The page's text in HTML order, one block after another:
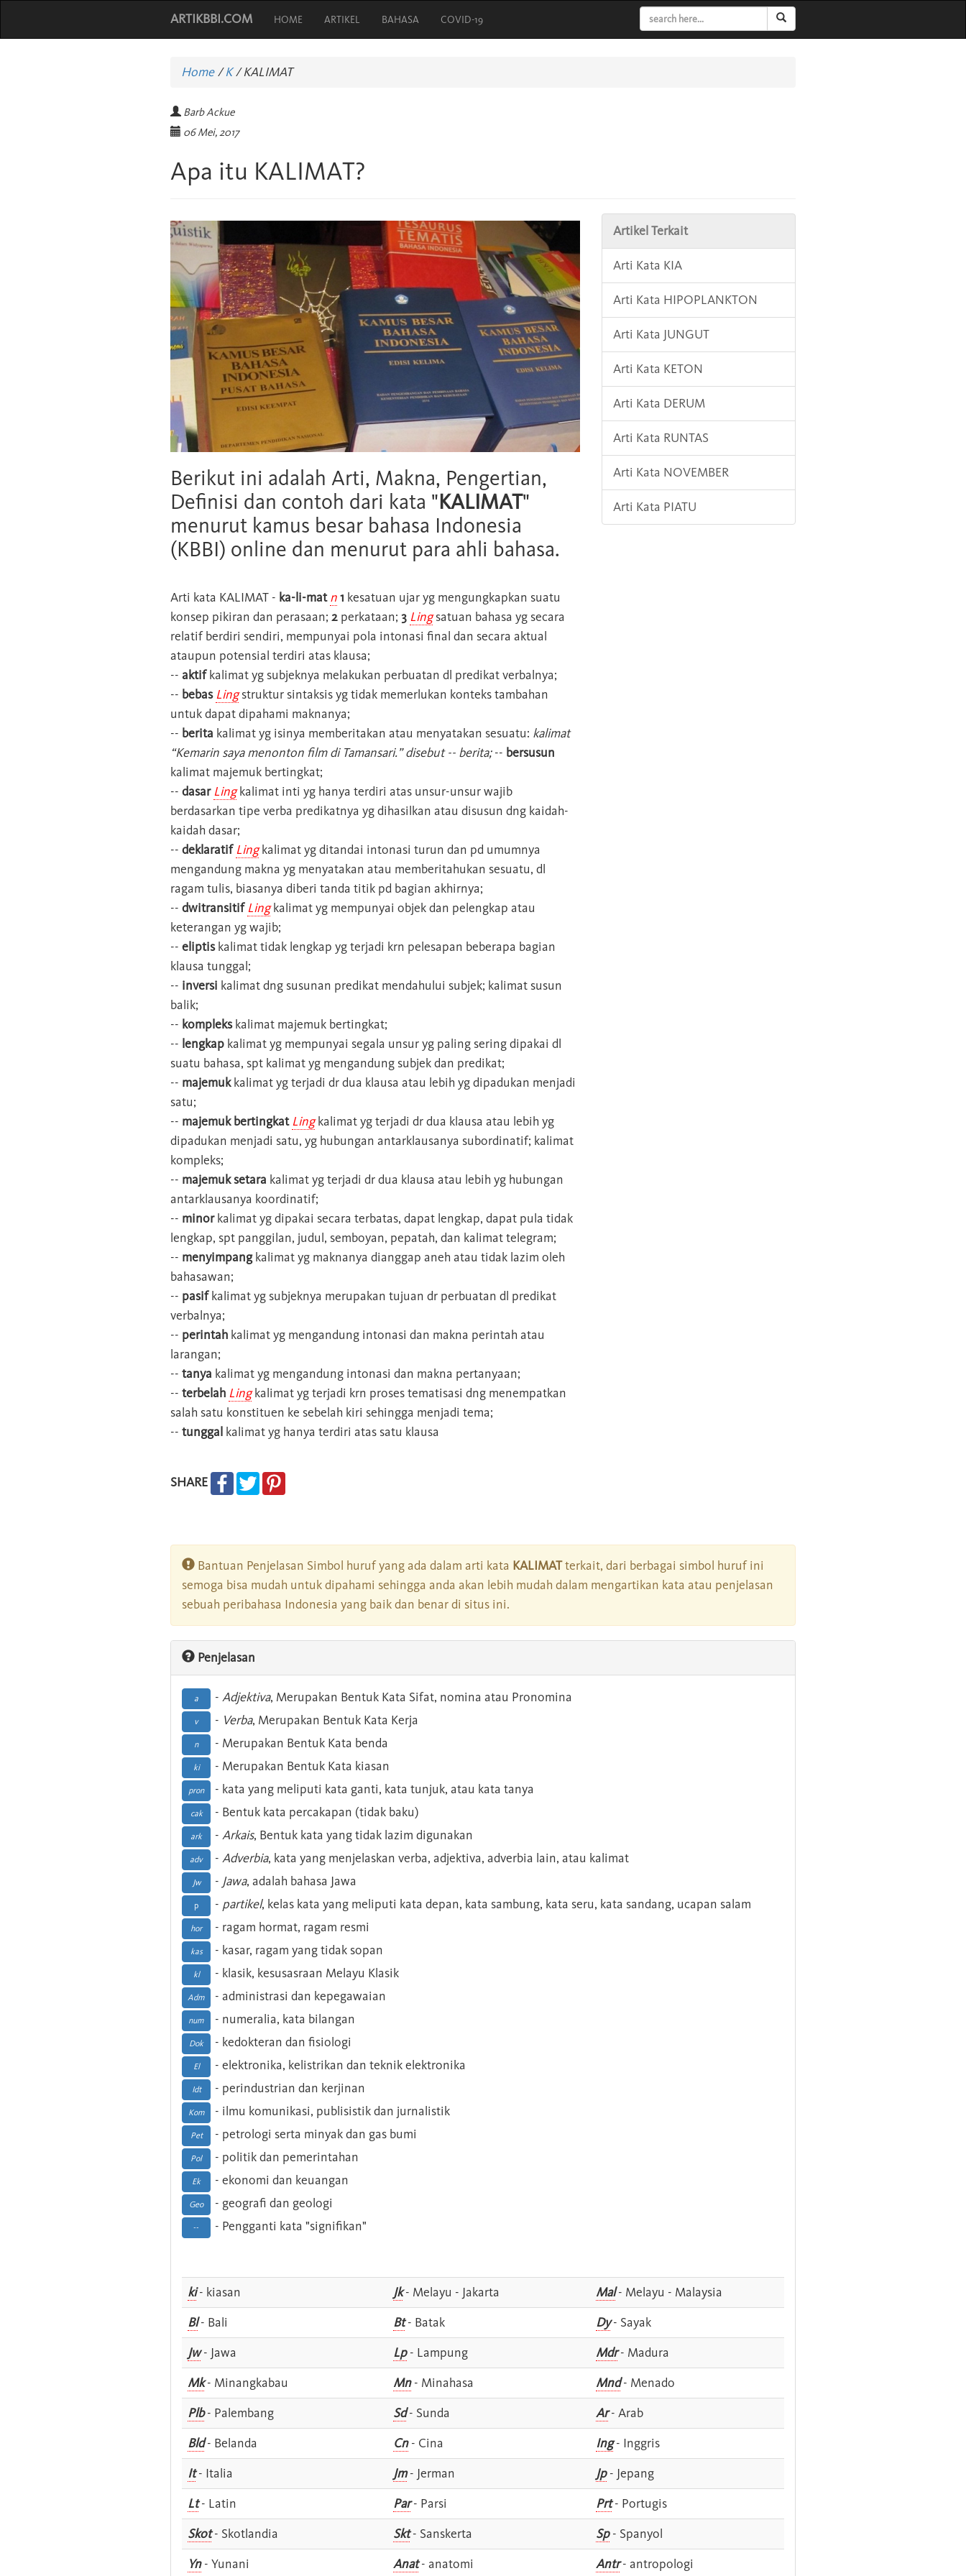
ARTIKBBI.COM HOME ARTIKEL BAHASA COVID-19
Home/K /KALIMAT
Barb Ackue
06 Mei, 2017
Apa itu KALIMAT?
Berikut ini adalah Arti, Makna, Pengertian,
Definisi dan contoh dari kata "KALIMAT"
menurut kamus besar bahasa Indonesia
(KBBI) online dan menurut para ahli bahasa.
Arti kata KALIMAT - ka-li-mat n1 kesatuan ujar yg mengungkapkan suatu
konsep pikiran dan perasaan; 2 perkataan; 3 Lingsatuan bahasa yg secara
relatif berdiri sendiri, mempunyai pola intonasi final dan secara aktual
ataupun potensial terdiri atas klausa;
-- aktifkalimat yg subjeknya melakukan perbuatan dl predikat verbalnya;
-- bebas Lingstruktur sintaksis yg tidak memerlukan konteks tambahan
untuk dapat dipahami maknanya;
-- berita kalimat yg isinya memberitakan atau menyatakan sesuatu: kalimat
“Kemarin saya menonton film di Tamansari.” disebut -- berita;-- bersusun
kalimat majemuk bertingkat;
-- dasar Lingkalimat inti yg hanya terdiri atas unsur-unsur wajib
berdasarkan tipe verba predikatnya yg dihasilkan atau disusun dng kaidah-
kaidah dasar;
-- deklaratif Lingkalimat yg ditandai intonasi turun dan pd umumnya
mengandung makna yg menyatakan atau memberitahukan sesuatu, dl
ragam tulis, biasanya diberi tanda titik pd bagian akhirnya;
-- dwitransitif Lingkalimat yg mempunyai objek dan pelengkap atau
keterangan yg wajib;
-- eliptiskalimat tidak lengkap yg terjadi krn pelesapan beberapa bagian
klausa tunggal;
-- inversi kalimat dng susunan predikat mendahului subjek; kalimat susun
balik;
-- komplekskalimat majemuk bertingkat;
-- lengkap kalimat yg mempunyai segala unsur yg paling sering dipakai dl
suatu bahasa, spt kalimat yg mengandung subjek dan predikat;
-- majemukkalimat yg terjadi dr dua klausa atau lebih yg dipadukan menjadi
satu;
-- majemuk bertingkat Lingkalimat yg terjadi dr dua klausa atau lebih yg
dipadukan menjadi satu, yg hubungan antarklausanya subordinatif; kalimat
kompleks;
-- majemuk setara kalimat yg terjadi dr dua klausa atau lebih yg hubungan
antarklausanya koordinatif;
-- minorkalimat yg dipakai secara terbatas, dapat lengkap, dapat pula tidak
lengkap, spt panggilan, judul, semboyan, pepatah, dan kalimat telegram;
-- menyimpangkalimat yg maknanya dianggap aneh atau tidak lazim oleh
bahasawan;
-- pasifkalimat yg subjeknya merupakan tujuan dr perbuatan dl predikat
verbalnya;
-- perintah kalimat yg mengandung intonasi dan makna perintah atau
larangan;
-- tanya kalimat yg mengandung intonasi dan makna pertanyaan;
-- terbelah Lingkalimat yg terjadi krn proses tematisasi dng menempatkan
salah satu konstituen ke sebelah kiri sehingga menjadi tema;
-- tunggal kalimat yg hanya terdiri atas satu klausa
SHARE
Artikel Terkait
Arti Kata KIA
Arti Kata HIPOPLANKTON
Arti Kata JUNGUT
Arti Kata KETON
Arti Kata DERUM
Arti Kata RUNTAS
Arti Kata NOVEMBER
Arti Kata PIATU
Bantuan Penjelasan Simbol huruf yang ada dalam arti kata KALIMATterkait, dari berbagai simbol huruf ini
semoga bisa mudah untuk dipahami sehingga anda akan lebih mudah dalam mengartikan kata atau penjelasan
sebuah peribahasa Indonesia yang baik dan benar di situs ini.
Penjelasan
a - Adjektiva, Merupakan Bentuk Kata Sifat, nomina atau Pronomina
v - Verba, Merupakan Bentuk Kata Kerja
n - Merupakan Bentuk Kata benda
ki - Merupakan Bentuk Kata kiasan
pron - kata yang meliputi kata ganti, kata tunjuk, atau kata tanya
cak - Bentuk kata percakapan (tidak baku)
ark - Arkais, Bentuk kata yang tidak lazim digunakan
adv - Adverbia, kata yang menjelaskan verba, adjektiva, adverbia lain, atau kalimat
Jw - Jawa, adalah bahasa Jawa
p - partikel, kelas kata yang meliputi kata depan, kata sambung, kata seru, kata sandang, ucapan salam
hor - ragam hormat, ragam resmi
kas - kasar, ragam yang tidak sopan
kl - klasik, kesusasraan Melayu Klasik
Adm - administrasi dan kepegawaian
num - numeralia, kata bilangan
Dok - kedokteran dan fisiologi
El - elektronika, kelistrikan dan teknik elektronika
Idt - perindustrian dan kerjinan
Kom - ilmu komunikasi, publisistik dan jurnalistik
Pet - petrologi serta minyak dan gas bumi
Pol - politik dan pemerintahan
Ek - ekonomi dan keuangan
Geo - geografi dan geologi
-- - Pengganti kata "signifikan"
ki- kiasan Jk- Melayu - Jakarta Mal- Melayu - Malaysia
Bl- Bali Bt- Batak Dy- Sayak
Jw- Jawa Lp- Lampung Mdr- Madura
Mk- Minangkabau Mn- Minahasa Mnd- Menado
Plb- Palembang Sd- Sunda Ar- Arab
Bld- Belanda Cn- Cina Ing- Inggris
It- Italia Jm- Jerman Jp- Jepang
Lt- Latin Par- Parsi Prt- Portugis
Skot- Skotlandia Skt- Sanskerta Sp- Spanyol
Yn- Yunani Anat- anatomi Antr- antropologi